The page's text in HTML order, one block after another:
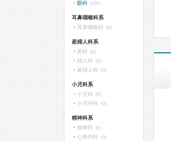
眼科 (1件)
耳鼻咽喉科系
耳鼻咽喉科 (0)
産婦人科系
産科 (0)
婦人科 (0)
産婦人科 (0)
小児科系
小児科 (0)
小児外科 (0)
精神科系
精神科 (0)
心療内科 (0)